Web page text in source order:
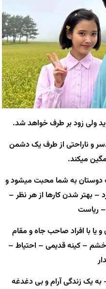
ولی زود بر طرف خواهد شد.
و ناراحتی از طرف یک دشمن
میکند.
به شما محبت میشود و
– بهتر شدن کارها از هر نظر –
– ریاست
یا با افراد صاحب جاه و مقام
– کینه قدیمی – احتیاط –
به یک زندگی آرام و بی دغدغه